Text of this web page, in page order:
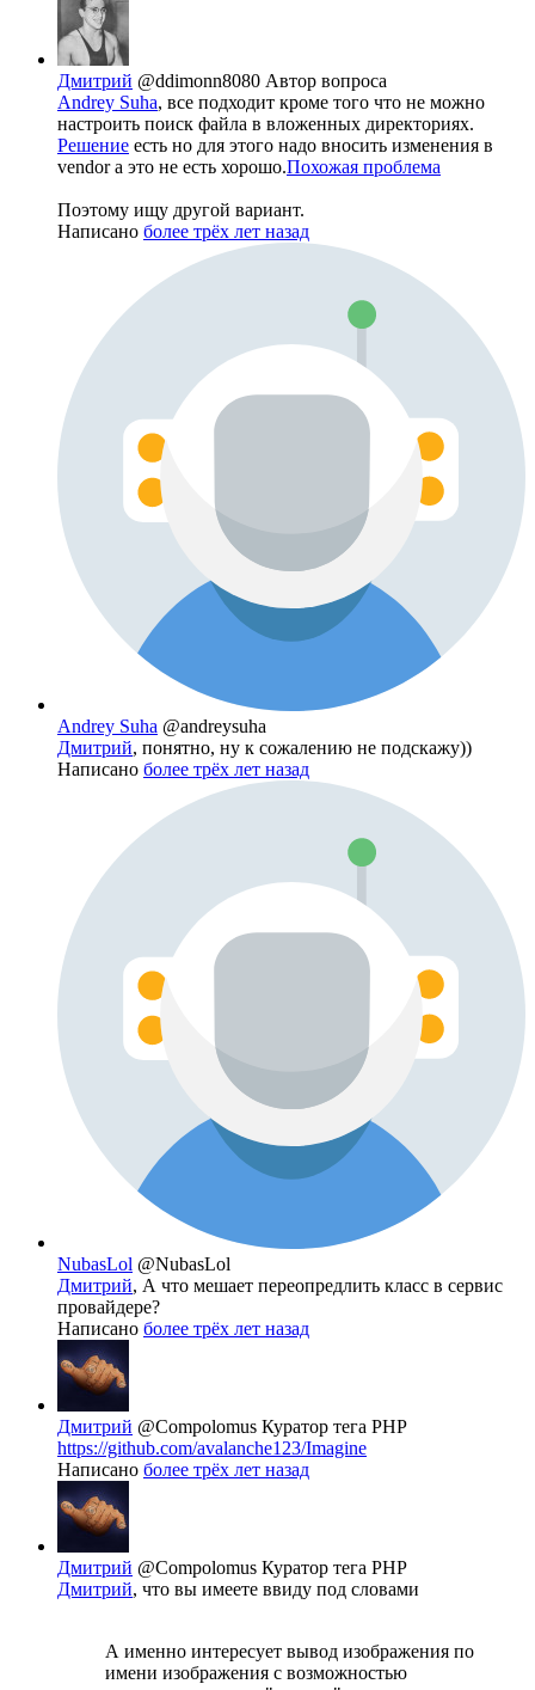
Дмитрий @ddimonn8080 Автор вопроса
Andrey Suha, все подходит кроме того что не можно
настроить поиск файла в вложенных директориях.
Решение есть но для этого надо вносить изменения в
vendor а это не есть хорошо.Похожая проблема
Поэтому ищу другой вариант.
Написано более трёх лет назад
Andrey Suha @andreysuha
Дмитрий, понятно, ну к сожалению не подскажу))
Написано более трёх лет назад
NubasLol @NubasLol
Дмитрий, А что мешает переопредлить класс в сервис
провайдере?
Написано более трёх лет назад
Дмитрий @Compolomus Куратор тега PHP
https://github.com/avalanche123/Imagine
Написано более трёх лет назад
Дмитрий @Compolomus Куратор тега PHP
Дмитрий, что вы имеете ввиду под словами
А именно интересует вывод изображения по
имени изображения с возможностью